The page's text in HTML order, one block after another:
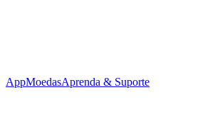
AppMoedasAprenda & Suporte